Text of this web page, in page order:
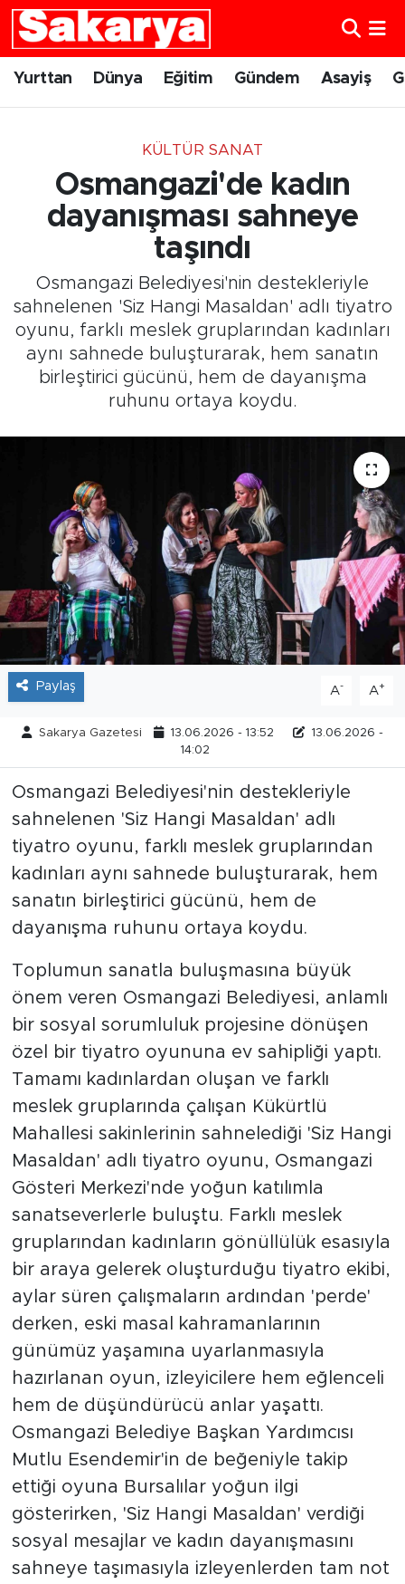
Yurttan Dünya Eğitim Gündem Asayiş
KÜLTÜR SANAT
Osmangazi'de kadın
dayanışması sahneye
taşındı
Osmangazi Belediyesi'nin destekleriyle
sahnelenen 'Siz Hangi Masaldan' adlı tiyatro
oyunu, farklı meslek gruplarından kadınları
aynı sahnede buluşturarak, hem sanatın
birleştirici gücünü, hem de dayanışma
ruhunu ortaya koydu.
Paylaş A- A+
Sakarya Gazetesi 13.06.2026 - 13:52
13.06.2026 -
14:02
Osmangazi Belediyesi'nin destekleriyle
sahnelenen 'Siz Hangi Masaldan' adlı
tiyatro oyunu, farklı meslek gruplarından
kadınları aynı sahnede buluşturarak, hem
sanatın birleştirici gücünü, hem de
dayanışma ruhunu ortaya koydu.
Toplumun sanatla buluşmasına büyük
önem veren Osmangazi Belediyesi, anlamlı
bir sosyal sorumluluk projesine dönüşen
özel bir tiyatro oyununa ev sahipliği yaptı.
Tamamı kadınlardan oluşan ve farklı
meslek gruplarında çalışan Kükürtlü
Mahallesi sakinlerinin sahnelediği 'Siz Hangi
Masaldan' adlı tiyatro oyunu, Osmangazi
Gösteri Merkezi'nde yoğun katılımla
sanatseverlerle buluştu. Farklı meslek
gruplarından kadınların gönüllülük esasıyla
bir araya gelerek oluşturduğu tiyatro ekibi,
aylar süren çalışmaların ardından 'perde'
derken, eski masal kahramanlarının
günümüz yaşamına uyarlanmasıyla
hazırlanan oyun, izleyicilere hem eğlenceli
hem de düşündürücü anlar yaşattı.
Osmangazi Belediye Başkan Yardımcısı
Mutlu Esendemir'in de beğeniyle takip
ettiği oyuna Bursalılar yoğun ilgi
gösterirken, 'Siz Hangi Masaldan' verdiği
sosyal mesajlar ve kadın dayanışmasını
sahneye taşımasıyla izleyenlerden tam not
Yurttan
Gündem
Spor
Sağlık
Kültür Sanat
Tarihçe
Resmi İlanlar
Söyleşi
Foto Şaka
Teknoloji
Politika
Eskişehir Nöbetçi Eczaneler
Eskişehir Trafik Yoğunluk Haritası
Süper Lig Puan Durumu ve Fikstür
Tüm Manşetler
Son Dakika Haberleri
Haber Arşivi